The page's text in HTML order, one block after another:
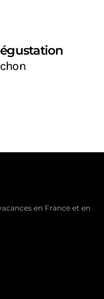
en France et en